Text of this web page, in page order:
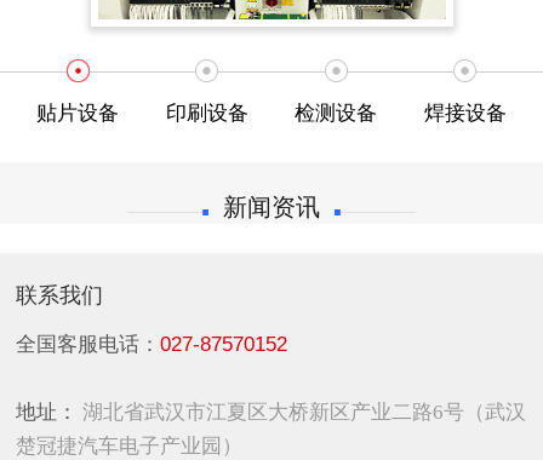
贴片设备 印刷设备 检测设备 焊接设备
新闻资讯
联系我们
全国客服电话：027-87570152
地址： 湖北省武汉市江夏区大桥新区产业二路6号（武汉
楚冠捷汽车电子产业园）